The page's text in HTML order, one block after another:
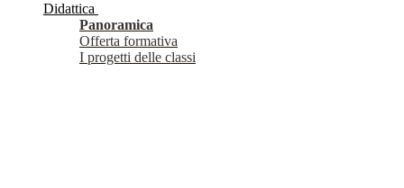
Didattica
Panoramica
Offerta formativa
I progetti delle classi